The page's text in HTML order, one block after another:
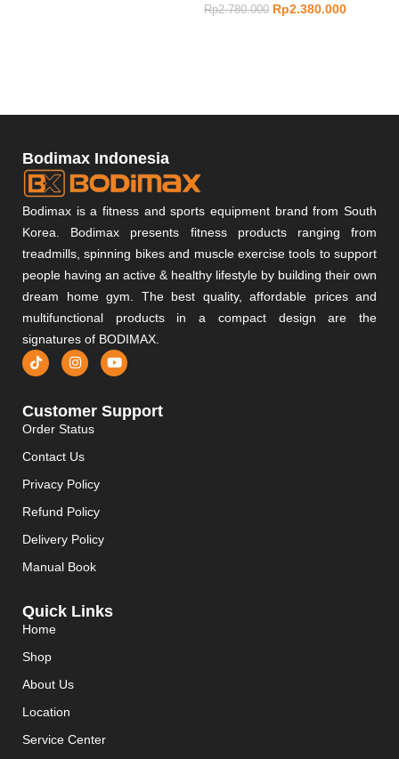
Rp2.780.000 Rp2.380.000
Bodimax Indonesia
Bodimax is a fitness and sports equipment brand from South
Korea. Bodimax presents fitness products ranging from
treadmills, spinning bikes and muscle exercise tools to support
people having an active & healthy lifestyle by building their own
dream home gym. The best quality, affordable prices and
multifunctional products in a compact design are the
signatures of BODIMAX.
Customer Support
Order Status
Contact Us
Privacy Policy
Refund Policy
Delivery Policy
Manual Book
Quick Links
Home
Shop
About Us
Location
Service Center